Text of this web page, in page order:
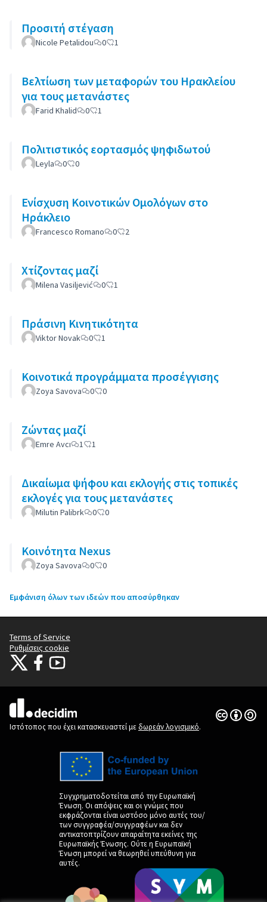
Προσιτή στέγαση
Nicole Petalidou 0 1
Βελτίωση των μεταφορών του Ηρακλείου
για τους μετανάστες
Farid Khalid 0 1
Πολιτιστικός εορτασμός ψηφιδωτού
Leyla 0 0
Ενίσχυση Κοινοτικών Ομολόγων στο
Ηράκλειο
Francesco Romano 0 2
Χτίζοντας μαζί
Milena Vasiljević 0 1
Πράσινη Κινητικότητα
Viktor Novak 0 1
Κοινοτικά προγράμματα προσέγγισης
Zoya Savova 0 0
Ζώντας μαζί
Emre Avcı 1 1
Δικαίωμα ψήφου και εκλογής στις τοπικές
εκλογές για τους μετανάστες
Milutin Palibrk 0 0
Κοινότητα Nexus
Zoya Savova 0 0
Εμφάνιση όλων των ιδεών που αποσύρθηκαν
Terms of Service
Ρυθμίσεις cookie
Citizens Participation Portal at X
Ο οργανισμός Citizens Participation Portal στο Facebook
Ο οργανισμός Citizens Participation Portal στο YouTube
(Εξωτερική σύνδεση)
Ιστότοπος που έχει κατασκευαστεί με δωρεάν λογισμικό.
Άδεια
(Εξωτερική
Συγχρηματοδοτείται από την Ευρωπαϊκή
Ένωση. Οι απόψεις και οι γνώμες που
εκφράζονται είναι ωστόσο μόνο αυτές του/
των συγγραφέα/συγγραφέων και δεν
αντικατοπτρίζουν απαραίτητα εκείνες της
Ευρωπαϊκής Ένωσης. Ούτε η Ευρωπαϊκή
Ένωση μπορεί να θεωρηθεί υπεύθυνη για
αυτές.